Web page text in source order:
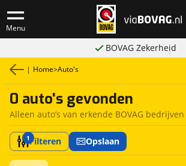
Menu
BOVAG Zekerheid
| Home>Auto's
0 auto's gevonden
Alleen auto’s van erkende BOVAG bedrijven
1Filteren Opslaan